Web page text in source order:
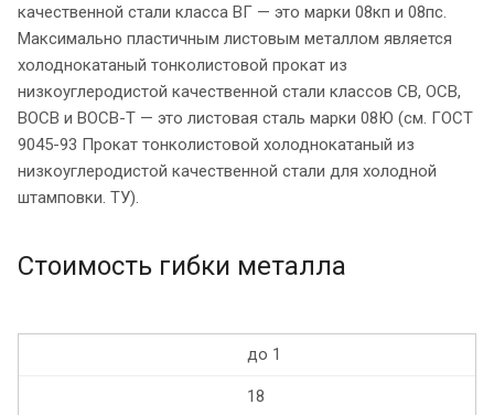
качественной стали класса ВГ — это марки 08кп и 08пс.
Максимально пластичным листовым металлом является
холоднокатаный тонколистовой прокат из
низкоуглеродистой качественной стали классов СВ, ОСВ,
ВОСВ и ВОСВ-Т — это листовая сталь марки 08Ю (см. ГОСТ
9045-93 Прокат тонколистовой холоднокатаный из
низкоуглеродистой качественной стали для холодной
штамповки. ТУ).
Стоимость гибки металла
до 1
18